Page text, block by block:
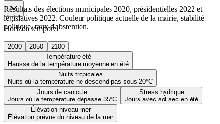
Horizon temporel
2030 2050
2100
Température été
Hausse de la température moyenne en été
Nuits tropicales
Nuits où la température ne descend pas sous 20°C
Jours de canicule
Jours où la température dépasse 35°C
Stress hydrique
Jours avec sol sec en été
Élévation niveau mer
Élévation prévue du niveau de la mer
Résultats des élections municipales 2020, présidentielles 2022 et
législatives 2022. Couleur politique actuelle de la mairie, stabilité
politique, taux d'abstention.